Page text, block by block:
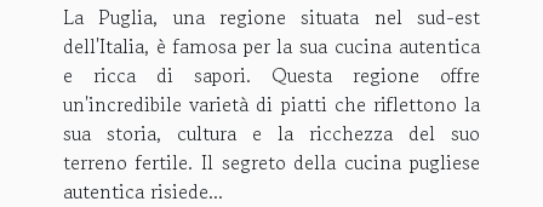
La Puglia, una regione situata nel sud-est
dell'Italia, è famosa per la sua cucina autentica
e ricca di sapori. Questa regione offre
un'incredibile varietà di piatti che riflettono la
sua storia, cultura e la ricchezza del suo
terreno fertile. Il segreto della cucina pugliese
autentica risiede...